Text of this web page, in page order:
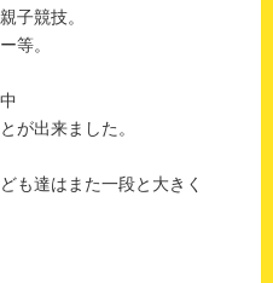
子競技。
等。
が出来ました。
も達はまた一段と大きく